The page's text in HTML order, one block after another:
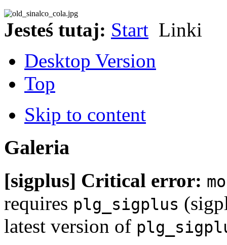
Jesteś tutaj: Start Linki
Desktop Version
Top
Skip to content
Galeria
[sigplus] Critical error:
requires plg_sigplus
latest version of